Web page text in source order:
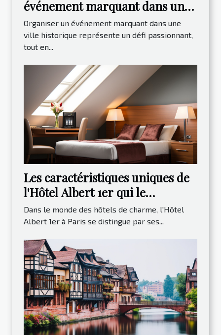
événement marquant dans une
ville historique ?
Organiser un événement marquant dans une
ville historique représente un défi passionnant,
tout en...
Les caractéristiques uniques de
l'Hôtel Albert 1er qui le
distinguent
Dans le monde des hôtels de charme, l'Hôtel
Albert 1er à Paris se distingue par ses...